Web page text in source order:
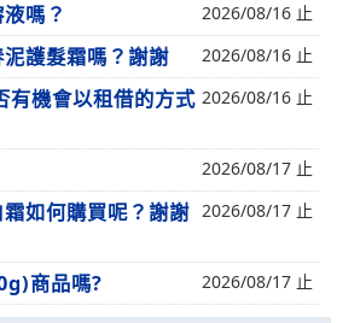
嗎？ 2026/08/16 止
護髮霜嗎？謝謝 2026/08/16 止
有機會以租借的方式 2026/08/16 止
2026/08/17 止
如何購買呢？謝謝 2026/08/17 止
商品嗎? 2026/08/17 止